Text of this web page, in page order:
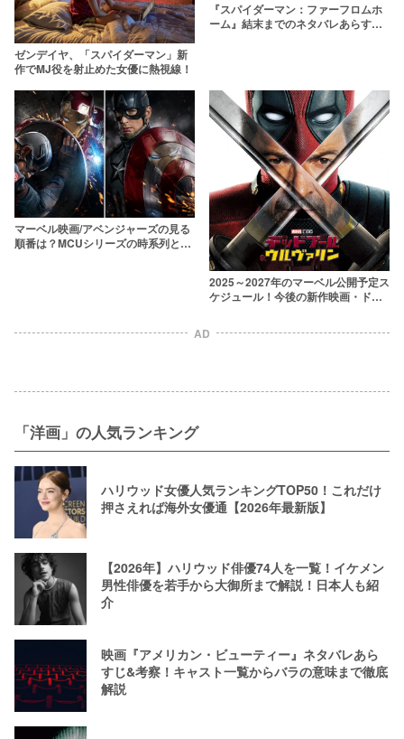
ゼンデイヤ、「スパイダーマン」新
作でMJ役を射止めた女優に熱視線！
『スパイダーマン：ファーフロムホ
ーム』結末までのネタバレあらすじ
マーベル映画/アベンジャーズの見る
順番は？MCUシリーズの時系列と公
2025～2027年のマーベル公開予定ス
ケジュール！今後の新作映画・ドラ
AD
「洋画」の人気ランキング
ハリウッド女優人気ランキングTOP50！これだけ
押さえれば海外女優通【2026年最新版】
【2026年】ハリウッド俳優74人を一覧！イケメン
男性俳優を若手から大御所まで解説！日本人も紹
介
映画『アメリカン・ビューティー』ネタバレあら
すじ&考察！キャスト一覧からバラの意味まで徹底
解説